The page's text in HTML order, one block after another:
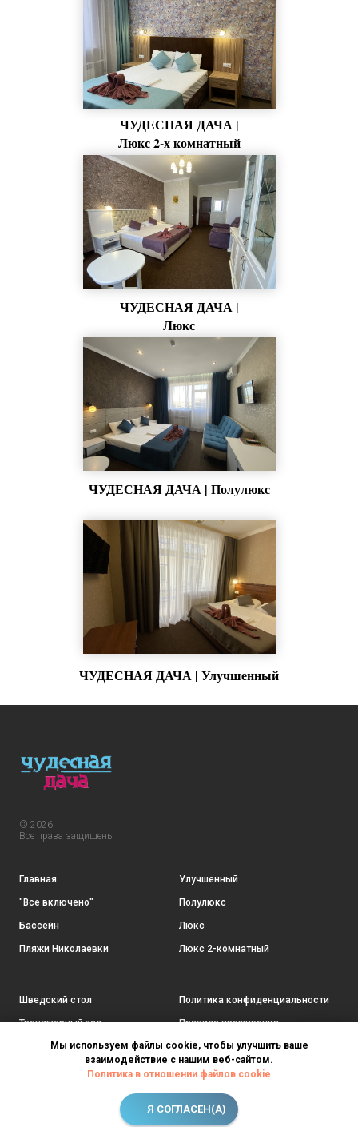
Номера Фотогаларея
ЧУДЕСНАЯ ДАЧА |
Люкс 2-х комнатный
ЧУДЕСНАЯ ДАЧА |
Люкс
ЧУДЕСНАЯ ДАЧА | Улучшенный
ЧУДЕСНАЯ ДАЧА | Полулюкс
© 2026
Все права защищены
Главная
"Все включено"
Бассейн
Пляжи Николаевки
Улучшенный
Полулюкс
Люкс
Люкс 2-комнатный
Шведский стол
Тренажерный зал
Бар у бассейна
Политика конфиденциальности
Правила проживания
Контакты
Мы используем файлы cookie, чтобы улучшить ваше
взаимодействие с нашим веб-сайтом.
Политика в отношении файлов cookie
Я СОГЛАСЕН(А)